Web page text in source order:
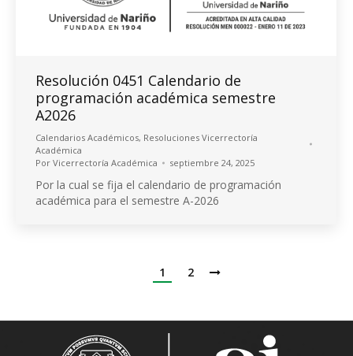
Resolución 0451 Calendario de
programación académica semestre
A2026
Calendarios Académicos, Resoluciones Vicerrectoría
Académica
Por Vicerrectoría Académica septiembre 24, 2025
Por la cual se fija el calendario de programación
académica para el semestre A-2026
1 2